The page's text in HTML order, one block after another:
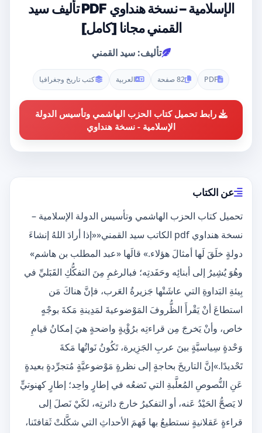
الإسلامية – نسخة هنداوي PDF تأليف سيد
القمني مجانا [كامل]
تأليف: سيد القمني
PDF 82 صفحة العربية كتب تاريخ وجغرافيا
رابط تحميل كتاب الحزب الهاشمي وتأسيس الدولة
الإسلامية - نسخة هنداوي
عن الكتاب
تحميل كتاب الحزب الهاشمي وتأسيس الدولة الإسلامية –
نسخة هنداوي pdf الكاتب سيد القمني««إذا أرادَ اللهُ إنشاءَ
دولةٍ خلَقَ لَها أمثالَ هؤلاء.» قالَها «عبد المطلب بن هاشم»
وهُوَ يُشِيرُ إلى أبنائِه وحَفَدتِه؛ فبالرغمِ مِنَ التفكُّكِ القَبَليِّ في
بِيئةِ البَداوةِ التي عاشَتْها جَزيرةُ العَرب، فإنَّ هناكَ مَن
استطاعَ أنْ يَقْرأَ الظُّروفَ المَوْضوعيةَ لمَدِينةِ مَكةَ بوجْهٍ
خاص، وأنْ يَخرجَ مِن قراءتِه برُؤْيةٍ واضحةٍ هيَ إمكانُ قيامِ
وَحْدةٍ سِياسيَّةٍ بينَ عربِ الجَزِيرة، تَكُونُ نَواتُها مَكةَ
تَحْديدًا.»إنَّ التاريخَ بحاجةٍ إلى نظرةٍ مَوْضوعيَّةٍ مُتجرِّدةٍ بعيدةٍ
عَنِ النُّصوصِ المُعلَّبةِ التي تَضعُه في إطارٍ واحِد؛ إطارٍ كهنوتيٍّ
لا يَصحُّ الحَيْدُ عَنه، أو التفكيرُ خارجَ دائرتِه، لكَيْ نَصلَ إلى
قراءةٍ عَقلانيةٍ نستطيعُ بها فَهمَ الأحداثِ التي شكَّلتْ ثَقافتَنا،